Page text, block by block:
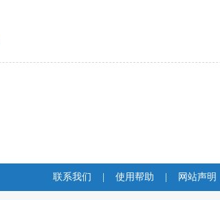
联系我们 使用帮助 网站声明